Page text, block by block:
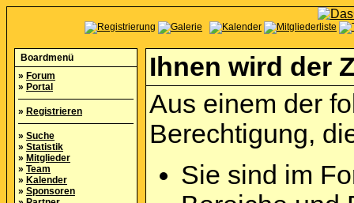
Boardmenü
» Forum
» Portal
» Registrieren
» Suche
» Statistik
» Mitglieder
» Team
» Kalender
» Sponsoren
Ihnen wird der
Aus einem der
Berechtigung,
Sie sind im